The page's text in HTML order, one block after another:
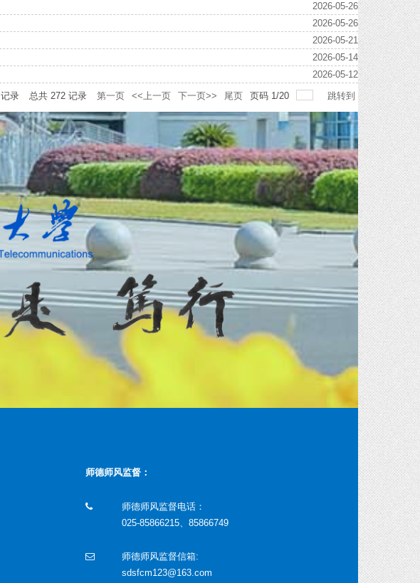
2026-05-26
2026-05-26
2026-05-21
2026-05-14
2026-05-12
记录 总共 272 记录 第一页 <<上一页 下一页>> 尾页 页码 1/20 跳转到
师德师风监督：
师德师风监督电话：
025-85866215、85866749
师德师风监督信箱:
sdsfcm123@163.com